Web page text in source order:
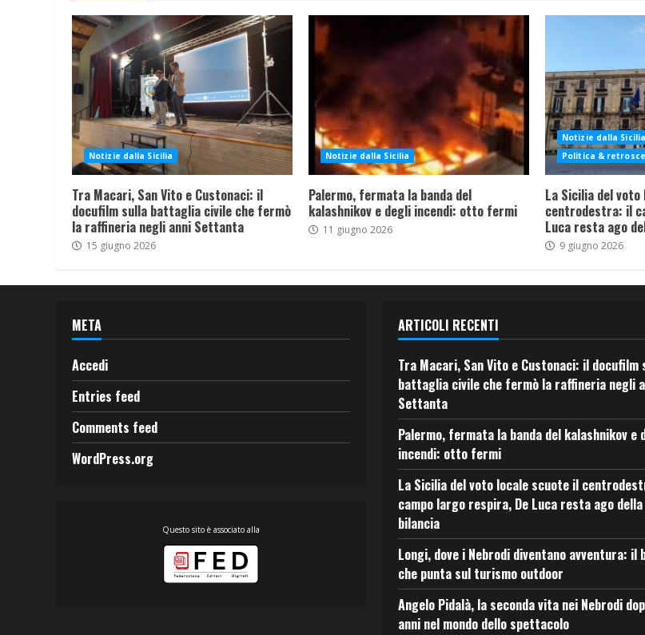
Notizie dalla Sicilia
Tra Macari, San Vito e Custonaci: il
docufilm sulla battaglia civile che fermò
la raffineria negli anni Settanta
15 giugno 2026
Notizie dalla Sicilia
Palermo, fermata la banda del
kalashnikov e degli incendi: otto fermi
11 giugno 2026
Notizie dalla Sicilia
Politica &
La Sicilia del
centrodestra: il
Luca resta ago
9 giugno 2026
META
Accedi
Entries feed
Comments feed
WordPress.org
Questo sito è associato alla
ARTICOLI RECENTI
Tra Macari, San Vito e Custonaci: il docufilm
battaglia civile che fermò la raffineria negli
Settanta
Palermo, fermata la banda del kalashnikov e
incendi: otto fermi
La Sicilia del voto locale scuote il
campo largo respira, De Luca resta ago della
bilancia
Longi, dove i Nebrodi diventano avventura: il
che punta sul turismo outdoor
Angelo Pidalà, la seconda vita nei Nebrodi
anni nel mondo dello spettacolo